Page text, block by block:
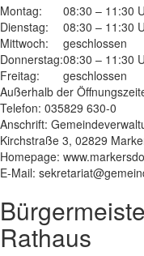
Montag:
08:30 – 11:30
Dienstag:
08:30 – 11:30
Mittwoch:
geschlossen
Donnerstag:08:30 – 11:30
Freitag:
geschlossen
Außerhalb der
Telefon: 035829 630-0
Anschrift:
Kirchstraße 3, 02829
Homepage:
E-Mail:
Rathaus